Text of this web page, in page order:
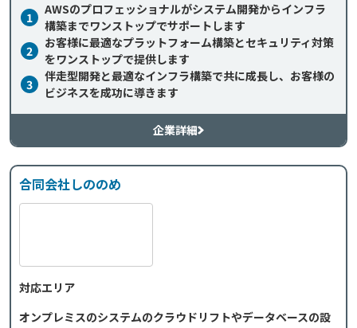
1
AWSのプロフェッショナルがシステム開発からインフラ
構築までワンストップでサポートします
2
お客様に最適なプラットフォーム構築とセキュリティ対策
をワンストップで提供します
3
伴走型開発と最適なインフラ構築で共に成長し、お客様の
ビジネスを成功に導きます
企業詳細
合同会社しののめ
対応エリア
オンプレミスのシステムのクラウドリフトやデータベースの設